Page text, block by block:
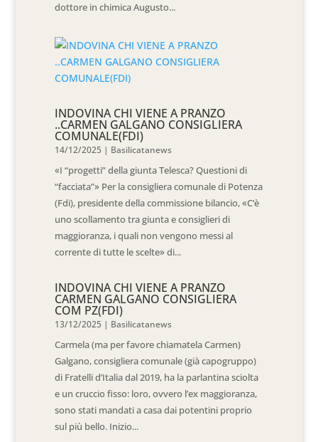
dottore in chimica Augusto...
INDOVINA CHI VIENE A PRANZO
..CARMEN GALGANO CONSIGLIERA
COMUNALE(FDI)
14/12/2025 | Basilicatanews
«I “progetti” della giunta Telesca? Questioni di
“facciata”» Per la consigliera comunale di Potenza
(Fdi), presidente della commissione bilancio, «C’è
uno scollamento tra giunta e consiglieri di
maggioranza, i quali non vengono messi al
corrente di tutte le scelte» di...
INDOVINA CHI VIENE A PRANZO
CARMEN GALGANO CONSIGLIERA
COM PZ(FDI)
13/12/2025 | Basilicatanews
Carmela (ma per favore chiamatela Carmen)
Galgano, consigliera comunale (già capogruppo)
di Fratelli d’Italia dal 2019, ha la parlantina sciolta
e un cruccio fisso: loro, ovvero l’ex maggioranza,
sono stati mandati a casa dai potentini proprio
sul più bello. Inizio...